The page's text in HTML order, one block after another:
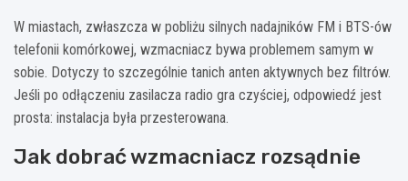
W miastach, zwłaszcza w pobliżu silnych nadajników FM i BTS-ów
telefonii komórkowej, wzmacniacz bywa problemem samym w
sobie. Dotyczy to szczególnie tanich anten aktywnych bez filtrów.
Jeśli po odłączeniu zasilacza radio gra czyściej, odpowiedź jest
prosta: instalacja była przesterowana.
Jak dobrać wzmacniacz rozsądnie